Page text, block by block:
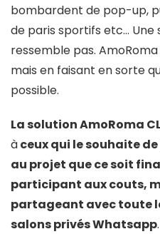
bombardent de pop-up,
de paris sportifs etc… Une
ressemble pas.
mais en faisant en sorte
possible.
La solution AmoRoma
àceux qui le souhaite
au projet que ce soit
participant aux couts,
partageant avec toute
salons privés Whatsapp